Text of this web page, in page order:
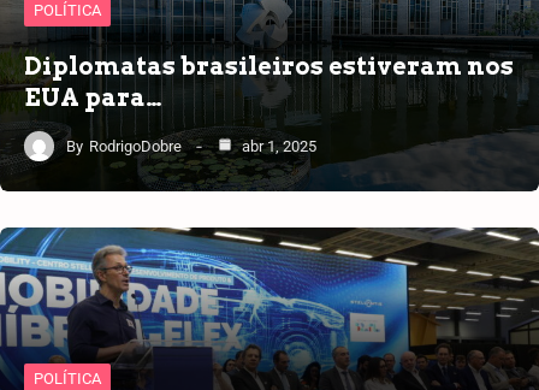
POLÍTICA
Diplomatas brasileiros estiveram nos
EUA para…
By RodrigoDobre abr 1, 2025
POLÍTICA